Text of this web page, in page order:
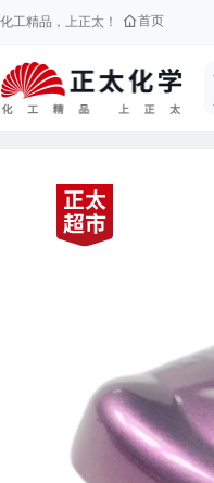
化工精品，上正太！ 首页